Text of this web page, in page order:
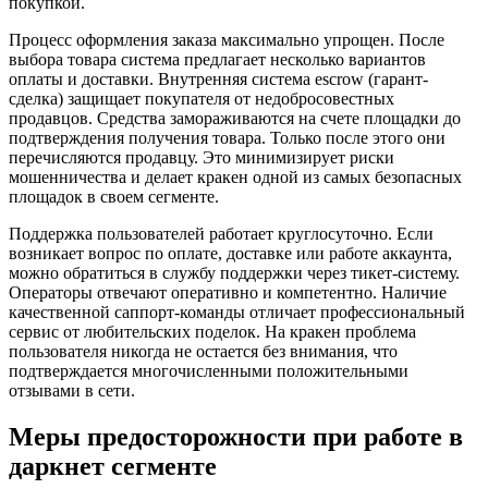
Процесс оформления заказа максимально упрощен. После
выбора товара система предлагает несколько вариантов
оплаты и доставки. Внутренняя система escrow (гарант-
сделка) защищает покупателя от недобросовестных
продавцов. Средства замораживаются на счете площадки до
подтверждения получения товара. Только после этого они
перечисляются продавцу. Это минимизирует риски
мошенничества и делает кракен одной из самых безопасных
площадок в своем сегменте.
Поддержка пользователей работает круглосуточно. Если
возникает вопрос по оплате, доставке или работе аккаунта,
можно обратиться в службу поддержки через тикет-систему.
Операторы отвечают оперативно и компетентно. Наличие
качественной саппорт-команды отличает профессиональный
сервис от любительских поделок. На кракен проблема
пользователя никогда не остается без внимания, что
подтверждается многочисленными положительными
отзывами в сети.
Меры предосторожности при работе в
даркнет сегменте